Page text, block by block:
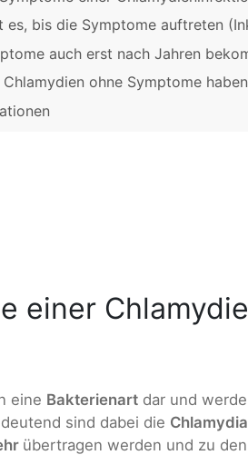
es, bis die Symptome auftreten
auch erst nach Jahren
Chlamydien ohne Symptome
einer
eine Bakterienart dar und
sind dabei die
übertragen werden und zu